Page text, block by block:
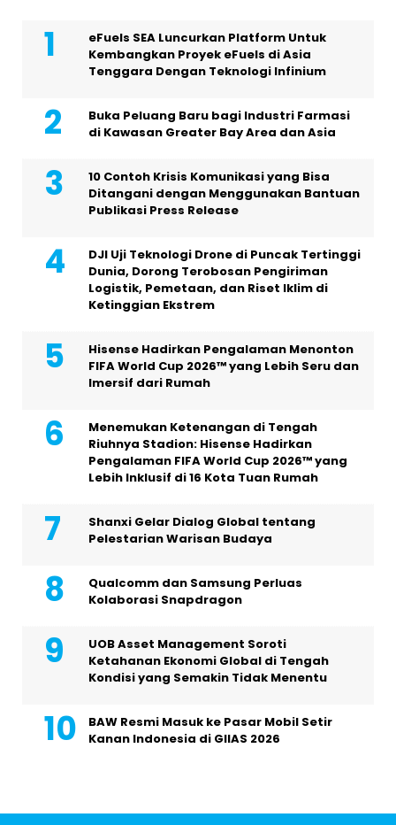
eFuels SEA Luncurkan Platform Untuk
Kembangkan Proyek eFuels di Asia
Tenggara Dengan Teknologi Infinium
Buka Peluang Baru bagi Industri Farmasi
di Kawasan Greater Bay Area dan Asia
10 Contoh Krisis Komunikasi yang Bisa
Ditangani dengan Menggunakan Bantuan
Publikasi Press Release
DJI Uji Teknologi Drone di Puncak Tertinggi
Dunia, Dorong Terobosan Pengiriman
Logistik, Pemetaan, dan Riset Iklim di
Ketinggian Ekstrem
Hisense Hadirkan Pengalaman Menonton
FIFA World Cup 2026™ yang Lebih Seru dan
Imersif dari Rumah
Menemukan Ketenangan di Tengah
Riuhnya Stadion: Hisense Hadirkan
Pengalaman FIFA World Cup 2026™ yang
Lebih Inklusif di 16 Kota Tuan Rumah
Shanxi Gelar Dialog Global tentang
Pelestarian Warisan Budaya
Qualcomm dan Samsung Perluas
Kolaborasi Snapdragon
UOB Asset Management Soroti
Ketahanan Ekonomi Global di Tengah
Kondisi yang Semakin Tidak Menentu
BAW Resmi Masuk ke Pasar Mobil Setir
Kanan Indonesia di GIIAS 2026